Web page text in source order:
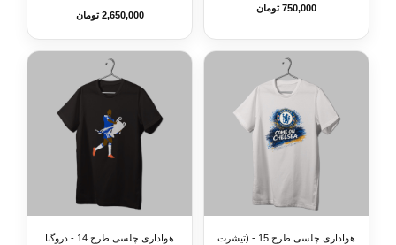
750,000 تومان
2,650,000 تومان
هواداری چلسی طرح 15 - (تیشرت
هواداری چلسی طرح 14 - دروگبا